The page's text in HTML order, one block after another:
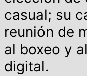
casual; su
reunión de
al boxeo y
digital.